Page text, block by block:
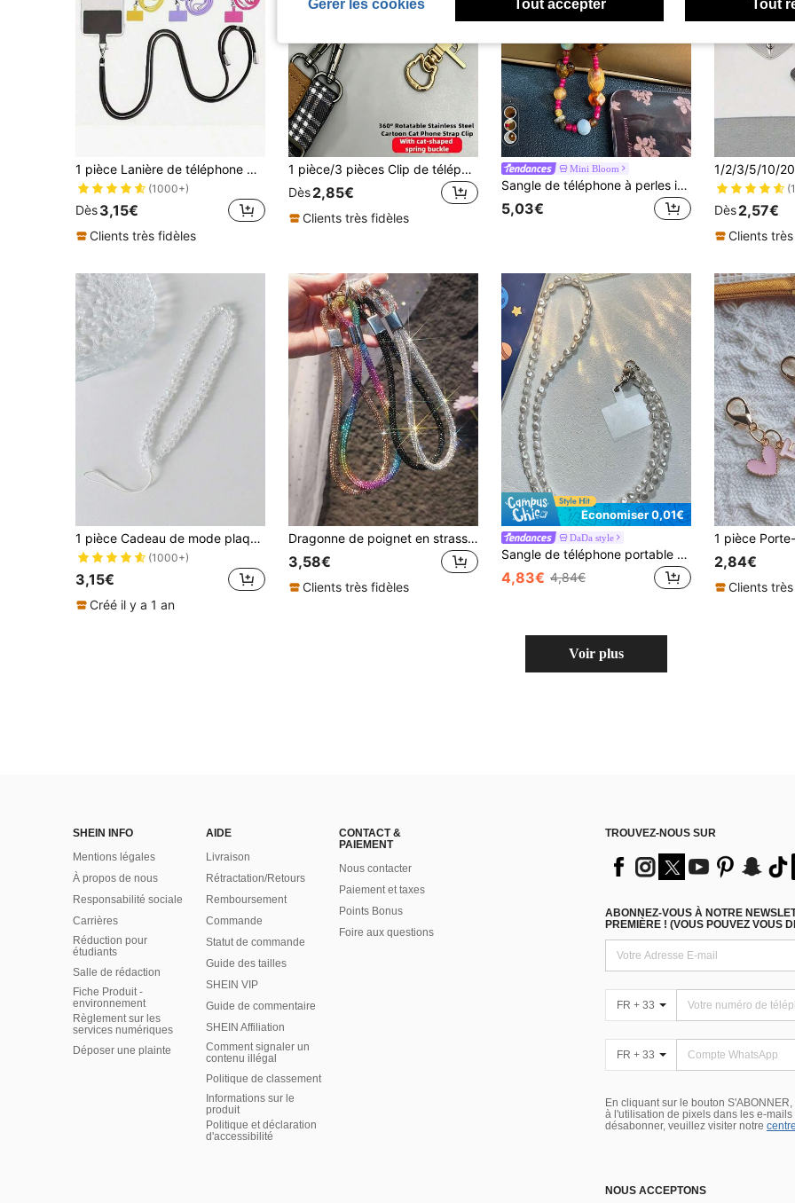
1 pièce Lanière de téléphone multifonctionnelle réglable en forme de macaron, détachable, colorée, pour porter autour du cou, porte-clés de téléphone, corde universelle, anti-perte, bandoulière croisée pour le ski, la course, la randonnée, les voyages et les activités de plein air
(1000+)
Dès3,15€
Clients très fidèles
1 pièce/3 pièces Clip de téléphone 2-en-1 en acier inoxydable rotatif à 360° sans emmêlement + anneau à ressort tête de chat mignon, connecteur métallique durable, carte, rondelle, connecteur d'accessoire de téléphone, crochet fixe, support fixe, compatible avec sangle croisée, sangle de poignet et chaîne de téléphone, accessoire de téléphone universel
Dès2,85€
Clients très fidèles
Mini Bloom
Sangle de téléphone à perles imprimée léopard rétro, élégante sangle de poignet courte, accessoire de suspension pour appareil photo pour femmes. Remarque : les couleurs des perles peuvent varier légèrement en raison des différences de lot.
5,03€ Dès2,57€
Clients
1 pièce Cadeau de mode plaqué coloré, lanière en verre transparent. Idéal pour la mère, la famille, les amis, les anniversaires, les vacances. Charm de téléphone, chaîne de téléphone
(1000+)
3,15€
Créé il y a 1 an
Dragonne de poignet en strass de luxe, décoration de poignet en strass de haute qualité, accessoire de téléphone anti-perte à la mode et durable (fait de strass à pointe, peut avoir un léger égrainage) Cadeau pour la mère, la famille, les amis, l'anniversaire, les vacances, charm de téléphone, chaîne de téléphone
3,58€
Clients très fidèles
Économiser 0,01€
DaDa style
Sangle de téléphone portable de luxe pour femmes, chaîne pour l'épaule, élégante et stylée chaîne à perles pour sac, sangle dorsale, tour de cou anti-perte universel avec clip. Cadeau pour la mère, la famille, les amis, l'anniversaire, les vacances, accessoire pour téléphone
4,83€ 4,84€
2,84€
Clients
Voir plus
SHEIN INFO
Mentions légales
À propos de nous
Responsabilité sociale
Carrières
Réduction pour
étudiants
Salle de rédaction
Fiche Produit -
environnement
Règlement sur les
services numériques
Déposer une plainte
AIDE
Livraison
Rétractation/Retours
Remboursement
Commande
Statut de commande
Guide des tailles
SHEIN VIP
Guide de commentaire
SHEIN Affiliation
Comment signaler un
contenu illégal
Politique de classement
Informations sur le
produit
Politique et déclaration
d'accessibilité
CONTACT &
PAIEMENT
Nous contacter
Paiement et taxes
Points Bonus
Foire aux questions
TROUVEZ-NOUS SUR
ABONNEZ-VOUS À NOTRE
PREMIÈRE ! (VOUS POUVEZ VOUS
FR + 33
FR + 33
En cliquant sur le bouton
à l'utilisation de pixels dans les e-
désabonner, veuillez visiter notre
NOUS ACCEPTONS
Gérer les cookies Tout accepter Tout